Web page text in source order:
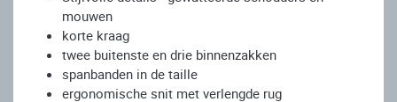
mouwen
korte kraag
twee buitenste en drie binnenzakken
spanbanden in de taille
ergonomische snit met verlengde rug